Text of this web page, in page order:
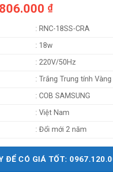
Original
1.240.000 ₫.
806.000 ₫Current
is:
806.000 ₫.
: RNC-18SS-CRA
: 18w
: 220V/50Hz
: Trắng Trung tính Vàng
: COB SAMSUNG
: Việt Nam
: Đổi mới 2 năm
ĐỂ CÓ GIÁ TỐT: